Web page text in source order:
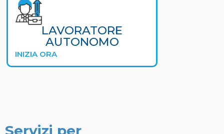
LAVORATORE
AUTONOMO
INIZIA ORA
Servizi per